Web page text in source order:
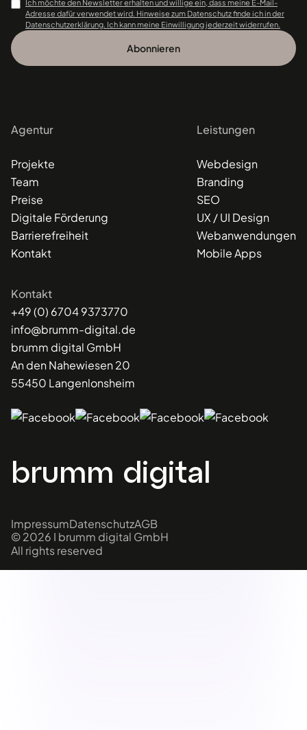
Ich möchte den Newsletter erhalten und willige ein, dass meine E-Mail-
Adresse dafür verwendet wird. Hinweise zum Datenschutz finde ich in der
Datenschutzerklärung. Ich kann meine Einwilligung jederzeit widerrufen.
Agentur
Projekte
Team
Preise
Digitale Förderung
Barrierefreiheit
Kontakt
Leistungen
Webdesign
Branding
SEO
UX / UI Design
Webanwendungen
Mobile Apps
Kontakt
+49 (0) 6704 9373770
info@brumm-digital.de
brumm digital GmbH
An den Nahewiesen 20
55450 Langenlonsheim
brumm digital
© 2026 I brumm digital GmbH
All rights reserved
ImpressumDatenschutzAGB